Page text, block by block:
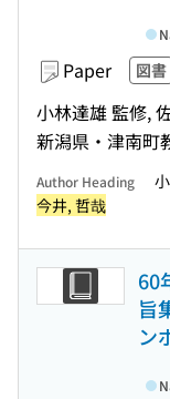
Paper 図書
小林達雄 監修,
新潟県・津南町
Author Heading
今井, 哲哉
60
旨
ン